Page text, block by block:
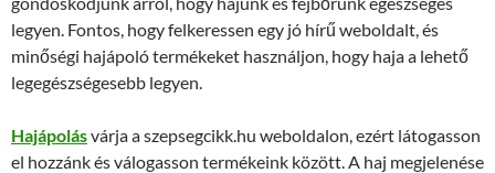
legyen. Fontos, hogy felkeressen egy jó hírű weboldalt, és
minőségi hajápoló termékeket használjon, hogy haja a lehető
legegészségesebb legyen.
Hajápolásvárja a szepsegcikk.hu weboldalon, ezért látogasson
el hozzánk és válogasson termékeink között. A haj megjelenése